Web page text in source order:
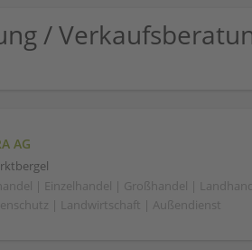
/
AG
| Einzelhandel | Großhandel |
| Landwirtschaft | Außendienst